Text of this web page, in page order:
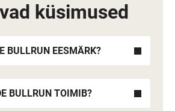
küsimused
BULLRUN EESMÄRK?
BULLRUN TOIMIB?